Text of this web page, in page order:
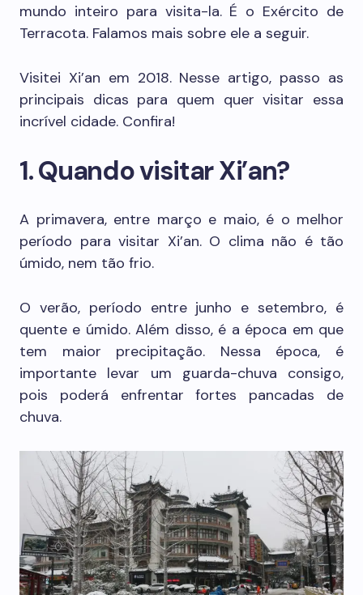
mundo inteiro para visita-la. É o Exército de
Terracota. Falamos mais sobre ele a seguir.
Visitei Xi’an em 2018. Nesse artigo, passo as
principais dicas para quem quer visitar essa
incrível cidade. Confira!
1. Quando visitar Xi’an?
A primavera, entre março e maio, é o melhor
período para visitar Xi’an. O clima não é tão
úmido, nem tão frio.
O verão, período entre junho e setembro, é
quente e úmido. Além disso, é a época em que
tem maior precipitação. Nessa época, é
importante levar um guarda-chuva consigo,
pois poderá enfrentar fortes pancadas de
chuva.